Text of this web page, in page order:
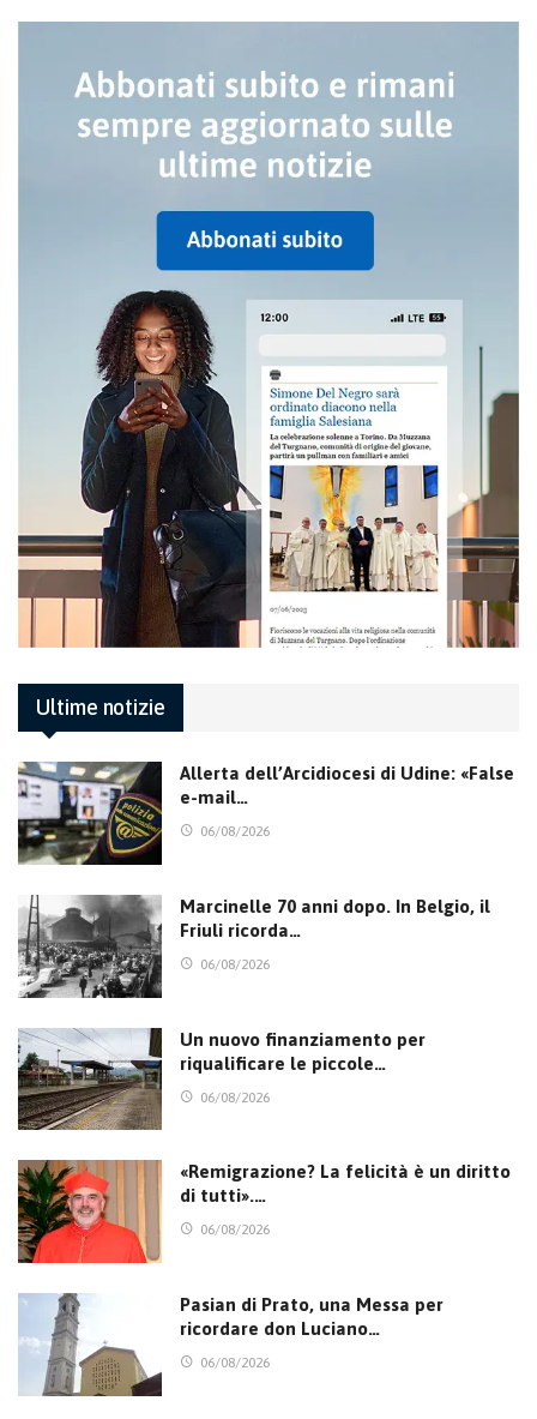
Ultime notizie
Allerta dell’Arcidiocesi di Udine: «False
e-mail…
06/08/2026
Marcinelle 70 anni dopo. In Belgio, il
Friuli ricorda…
06/08/2026
Un nuovo finanziamento per
riqualificare le piccole…
06/08/2026
«Remigrazione? La felicità è un diritto
di tutti».…
06/08/2026
Pasian di Prato, una Messa per
ricordare don Luciano…
06/08/2026